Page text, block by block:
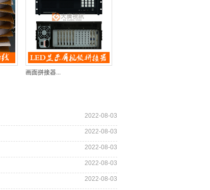
画面拼接器...
2022-08-03
2022-08-03
2022-08-03
2022-08-03
2022-08-03